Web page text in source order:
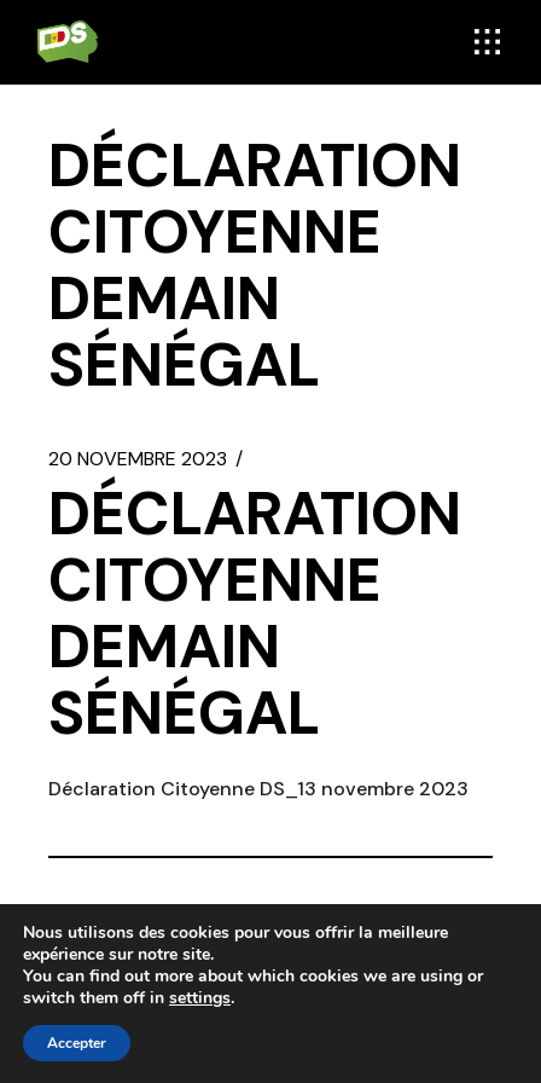
contenu
DÉCLARATION
CITOYENNE
DEMAIN
SÉNÉGAL
20 NOVEMBRE 2023
DÉCLARATION
CITOYENNE
DEMAIN
SÉNÉGAL
Déclaration Citoyenne DS_13 novembre 2023
Nous utilisons des cookies pour vous offrir la meilleure
expérience sur notre site.
You can find out more about which cookies we are using or
switch them off in settings.
Accepter